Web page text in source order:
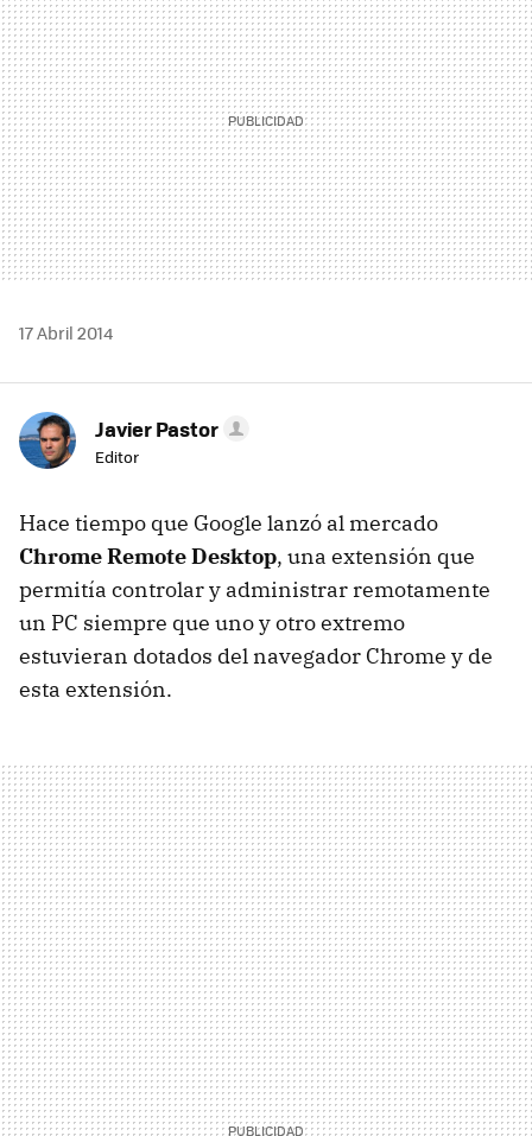
17 Abril 2014
Javier Pastor
Editor
Hace tiempo que Google lanzó al mercado
Chrome Remote Desktop, una extensión que
permitía controlar y administrar remotamente
un PC siempre que uno y otro extremo
estuvieran dotados del navegador Chrome y de
esta extensión.